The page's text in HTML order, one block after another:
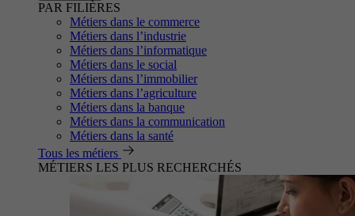
PAR FILIÈRES
Métiers dans le commerce
Métiers dans l’industrie
Métiers dans l’informatique
Métiers dans le social
Métiers dans l’immobilier
Métiers dans l’agriculture
Métiers dans la banque
Métiers dans la communication
Métiers dans la santé
Tous les métiers
MÉTIERS LES PLUS RECHERCHÉS